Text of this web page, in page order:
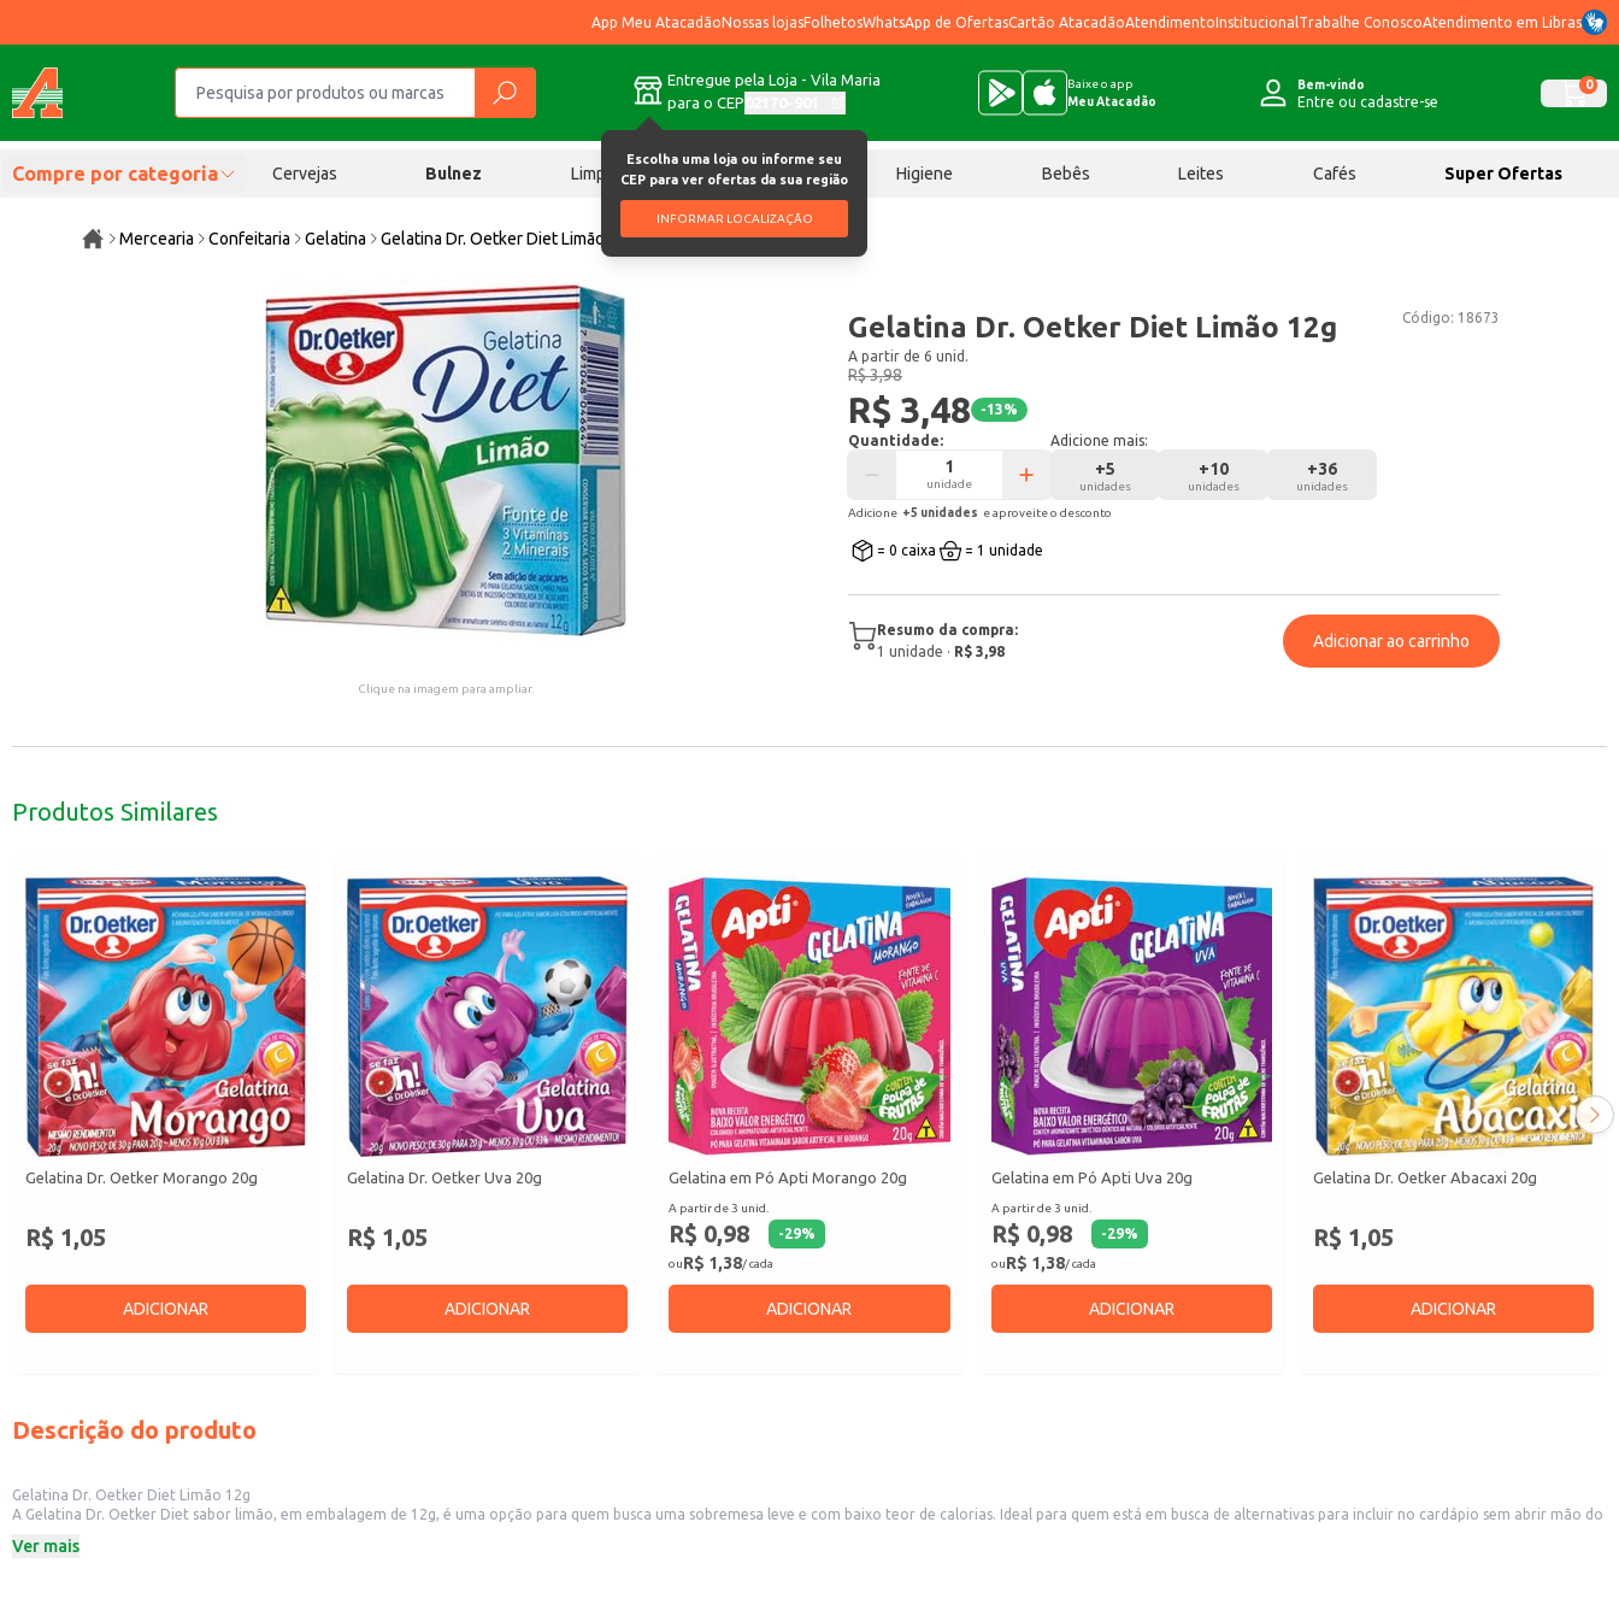
App Meu AtacadãoNossas lojasFolhetosWhatsApp de OfertasCartão AtacadãoAtendimentoInstitucional Trabalhe ConoscoAtendimento em Libras
Entregue pela Loja - Vila Maria
para o CEP
Escolha uma loja ou informe seu
CEP para ver ofertas da sua região
INFORMAR LOCALIZAÇÃO
Baixe o app
Meu Atacadão
Bem-vindo
Entre ou cadastre-se
0
Compre por categoria Cervejas Bulnez Limpeza Chocolates Higiene Bebês Leites Cafés Super Ofertas
Mercearia Confeitaria Gelatina Gelatina Dr. Oetker Diet Limão 12g
Clique na imagem para ampliar.
Código: 18673
Gelatina Dr. Oetker Diet Limão 12g
A partir de 6 unid.
R$ 3,98
R$ 3,48 -13%
Quantidade:
unidade
Adicione mais:
+5
unidades
+10
unidades
+36
unidades
Adicione +5 unidades e aproveite o desconto
= 0 caixa = 1 unidade
Resumo da compra:
1 unidade · R$ 3,98
Adicionar ao carrinho
Produtos Similares
Gelatina Dr. Oetker Morango 20g
R$ 1,05
ADICIONAR
Gelatina Dr. Oetker Uva 20g
R$ 1,05
ADICIONAR
Gelatina em Pó Apti Morango 20g
A partir de 3 unid.
R$ 0,98 -29%
ouR$ 1,38/ cada
ADICIONAR
Gelatina em Pó Apti Uva 20g
A partir de 3 unid.
R$ 0,98 -29%
ouR$ 1,38/ cada
ADICIONAR
Gelatina Dr. Oetker Abacaxi 20g
R$ 1,05
ADICIONAR
Descrição do produto
Gelatina Dr. Oetker Diet Limão 12g
A Gelatina Dr. Oetker Diet sabor limão, em embalagem de 12g, é uma opção para quem busca uma sobremesa leve e com baixo teor de calorias. Ideal para quem está em busca de alternativas para incluir no cardápio sem abrir mão do
Dicas de Uso:
Ver mais